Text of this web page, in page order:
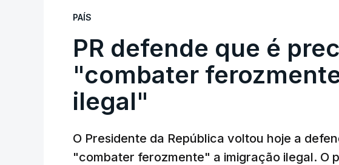
PAÍS
PR defende que é
"combater
ilegal"
O Presidente da República voltou hoje a
"combater ferozmente" a imigração ilegal. O